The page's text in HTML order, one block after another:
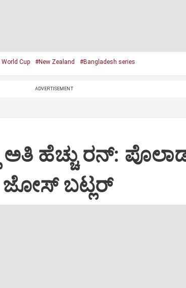
World Cup #New Zealand #Bangladesh series
ADVERTISEMENT
ಅತಿ ಹೆಚ್ಚು ರನ್:
ಜೋಸ್ ಬಟ್ಲರ್